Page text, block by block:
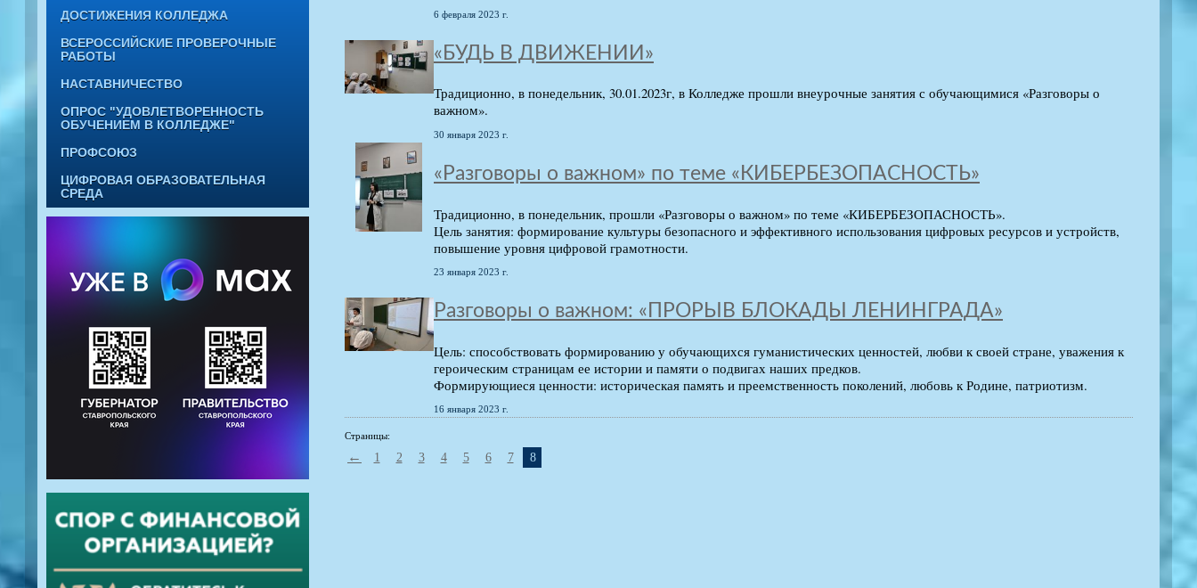
ДОСТИЖЕНИЯ КОЛЛЕДЖА
ВСЕРОССИЙСКИЕ ПРОВЕРОЧНЫЕ
РАБОТЫ
НАСТАВНИЧЕСТВО
ОПРОС "УДОВЛЕТВОРЕННОСТЬ
ОБУЧЕНИЕМ В КОЛЛЕДЖЕ"
ПРОФСОЮЗ
ЦИФРОВАЯ ОБРАЗОВАТЕЛЬНАЯ
СРЕДА
6 февраля 2023 г.
«БУДЬ В ДВИЖЕНИИ»
Традиционно, в понедельник, 30.01.2023г, в Колледже прошли внеурочные занятия с обучающимися «Разговоры о
важном».
30 января 2023 г.
«Разговоры о важном» по теме «КИБЕРБЕЗОПАСНОСТЬ»
Традиционно, в понедельник, прошли «Разговоры о важном» по теме «КИБЕРБЕЗОПАСНОСТЬ».
Цель занятия: формирование культуры безопасного и эффективного использования цифровых ресурсов и устройств,
повышение уровня цифровой грамотности.
23 января 2023 г.
Разговоры о важном: «ПРОРЫВ БЛОКАДЫ ЛЕНИНГРАДА»
Цель: способствовать формированию у обучающихся гуманистических ценностей, любви к своей стране, уважения к
героическим страницам ее истории и памяти о подвигах наших предков.
Формирующиеся ценности: историческая память и преемственность поколений, любовь к Родине, патриотизм.
16 января 2023 г.
Страницы:
← 1 2 3 4 5 6 7 8